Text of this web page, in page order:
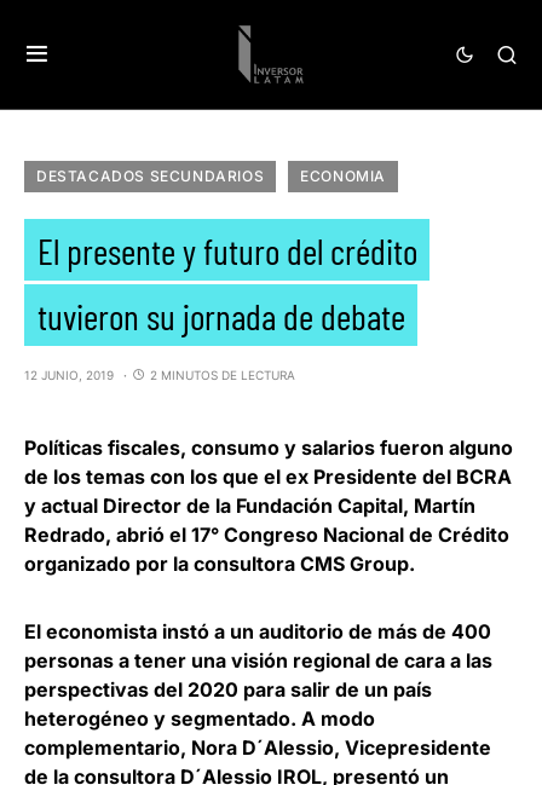
DESTACADOS SECUNDARIOS ECONOMIA
El presente y futuro del crédito
tuvieron su jornada de debate
12 JUNIO, 2019 2 MINUTOS DE LECTURA
Políticas fiscales, consumo y salarios fueron alguno
de los temas con los que el ex Presidente del BCRA
y actual Director de la Fundación Capital, Martín
Redrado, abrió el 17° Congreso Nacional de Crédito
organizado por la consultora CMS Group.
El economista instó a un auditorio de más de 400
personas a tener una visión regional de cara a las
perspectivas del 2020 para salir de un país
heterogéneo y segmentado. A modo
complementario, Nora D´Alessio, Vicepresidente
de la consultora D´Alessio IROL, presentó un